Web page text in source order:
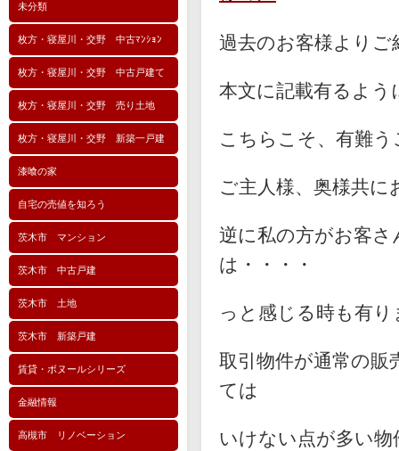
未分類
枚方・寝屋川・交野 中古ﾏﾝｼｮﾝ
枚方・寝屋川・交野 中古戸建て
枚方・寝屋川・交野 売り土地
枚方・寝屋川・交野 新築一戸建
漆喰の家
自宅の売値を知ろう
茨木市 マンション
茨木市 中古戸建
茨木市 土地
茨木市 新築戸建
賃貸・ボヌールシリーズ
金融情報
高槻市 リノベーション
過去のお客様より
本文に記載有るよ
こちらこそ、有難
ご主人様、奥様共
逆に私の方がお客
は・・・・
っと感じる時も有
取引物件が通常の販
ては
いけない点が多い